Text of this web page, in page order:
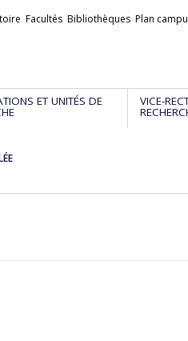
Facultés Bibliothèques Plan
ET UNITÉS DE VICE-